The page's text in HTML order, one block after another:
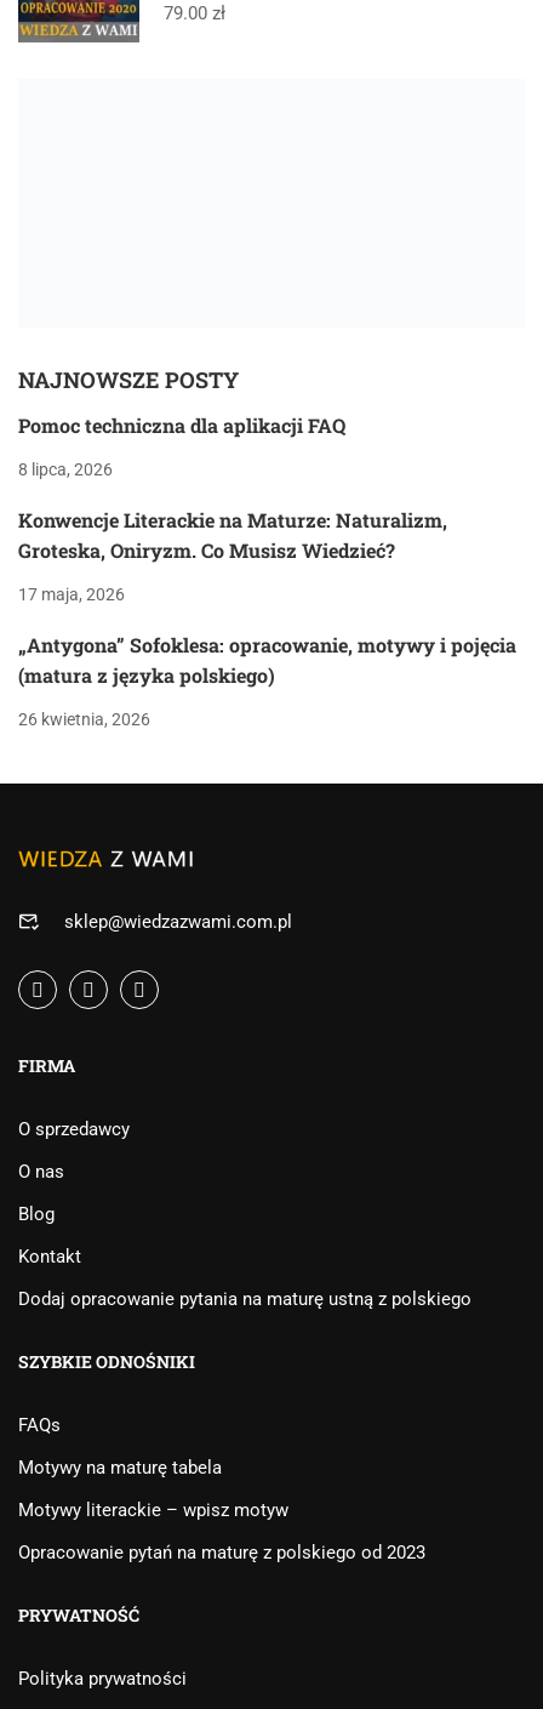
79.00 zł
NAJNOWSZE POSTY
Pomoc techniczna dla aplikacji FAQ
8 lipca, 2026
Konwencje Literackie na Maturze: Naturalizm,
Groteska, Oniryzm. Co Musisz Wiedzieć?
17 maja, 2026
„Antygona” Sofoklesa: opracowanie, motywy i pojęcia
(matura z języka polskiego)
26 kwietnia, 2026
sklep@wiedzazwami.com.pl
FIRMA
O sprzedawcy
O nas
Blog
Kontakt
Dodaj opracowanie pytania na maturę ustną z polskiego
SZYBKIE ODNOŚNIKI
FAQs
Motywy na maturę tabela
Motywy literackie – wpisz motyw
Opracowanie pytań na maturę z polskiego od 2023
PRYWATNOŚĆ
Polityka prywatności